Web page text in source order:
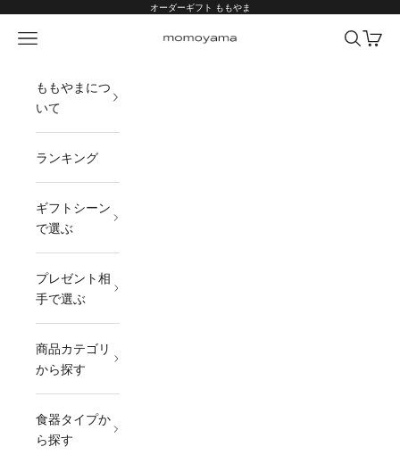
オーダーギフト ももやま
オーダーギフト ももやま 本店
メニュー 検索カート
ももやまにつ
いて
ランキング
ギフトシーン
で選ぶ
プレゼント相
手で選ぶ
商品カテゴリ
から探す
食器タイプか
ら探す